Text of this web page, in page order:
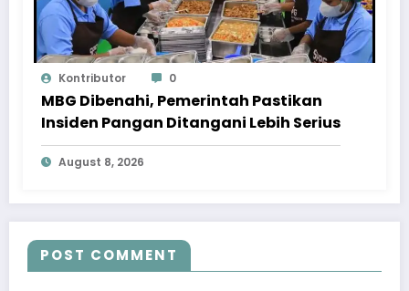
Kontributor 0
MBG Dibenahi, Pemerintah Pastikan
Insiden Pangan Ditangani Lebih Serius
August 8, 2026
POST COMMENT